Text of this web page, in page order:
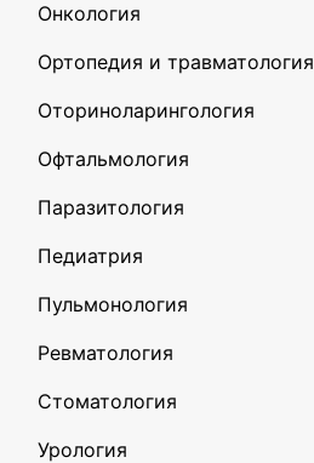
Онкология
Ортопедия и травматология
Оториноларингология
Офтальмология
Паразитология
Педиатрия
Пульмонология
Ревматология
Стоматология
Урология